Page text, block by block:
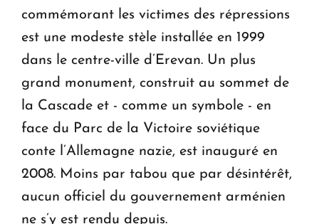
commémorant les victimes des répressions
est une modeste stèle installée en 1999
dans le centre-ville d’Erevan. Un plus
grand monument, construit au sommet de
la Cascade et - comme un symbole - en
face du Parc de la Victoire soviétique
conte l’Allemagne nazie, est inauguré en
2008. Moins par tabou que par désintérêt,
aucun officiel du gouvernement arménien
ne s’y est rendu depuis.